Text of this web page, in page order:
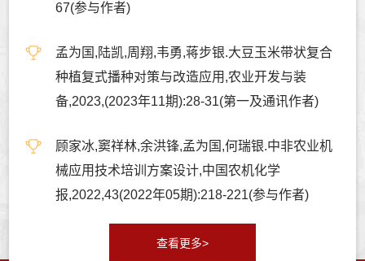
67(参与作者)
孟为国,陆凯,周翔,韦勇,蒋步银.大豆玉米带状复合
种植复式播种对策与改造应用,农业开发与装
备,2023,(2023年11期):28-31(第一及通讯作者)
顾家冰,窦祥林,余洪锋,孟为国,何瑞银.中非农业机
械应用技术培训方案设计,中国农机化学
报,2022,43(2022年05期):218-221(参与作者)
查看更多>